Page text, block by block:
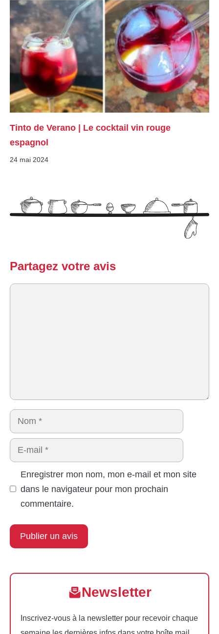
Tinto de Verano | Le cocktail vin rouge
espagnol
24 mai 2024
Partagez votre avis
Commentaire
Nom
E-
mail
Enregistrer mon nom, mon e-mail et mon site
dans le navigateur pour mon prochain
commentaire.
Newsletter
Inscrivez-vous à la newsletter pour recevoir chaque